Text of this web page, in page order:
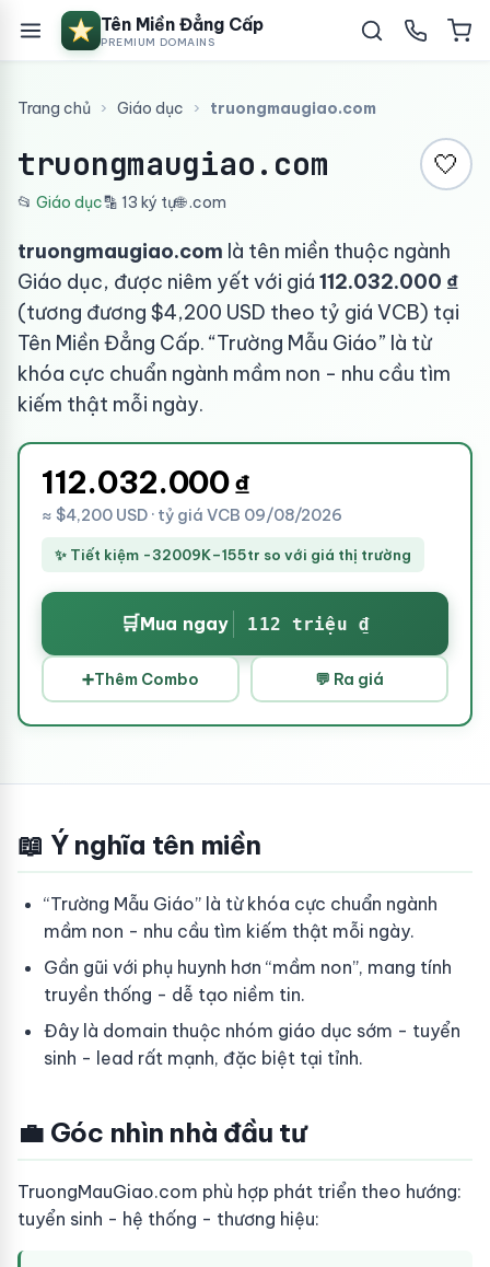
Tên Miền Đẳng Cấp
PREMIUM DOMAINS
Trang chủ › Giáo dục › truongmaugiao.com
truongmaugiao.com 🤍
📂 Giáo dục🔡 13 ký tự🌐 .com
truongmaugiao.com là tên miền thuộc ngành
Giáo dục, được niêm yết với giá 112.032.000 ₫
(tương đương $4,200 USD theo tỷ giá VCB) tại
Tên Miền Đẳng Cấp. “Trường Mẫu Giáo” là từ
khóa cực chuẩn ngành mầm non - nhu cầu tìm
kiếm thật mỗi ngày.
112.032.000₫
≈ $4,200 USD · tỷ giá VCB 09/08/2026
✨ Tiết kiệm -32009K–155tr so với giá thị trường
🛒Mua ngay 112 triệu ₫
➕Thêm Combo 💬 Ra giá
📖 Ý nghĩa tên miền
“Trường Mẫu Giáo” là từ khóa cực chuẩn ngành
mầm non - nhu cầu tìm kiếm thật mỗi ngày.
Gần gũi với phụ huynh hơn “mầm non”, mang tính
truyền thống - dễ tạo niềm tin.
Đây là domain thuộc nhóm giáo dục sớm - tuyển
sinh - lead rất mạnh, đặc biệt tại tỉnh.
💼 Góc nhìn nhà đầu tư
TruongMauGiao.com phù hợp phát triển theo hướng:
tuyển sinh - hệ thống - thương hiệu: